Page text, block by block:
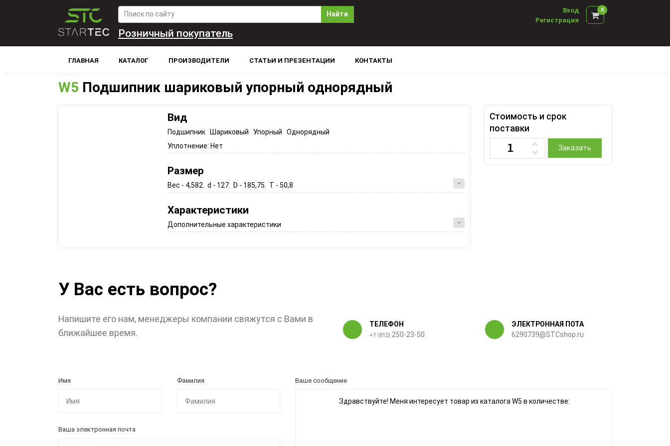
Найти
Вход
Регистрация
0
Розничный покупатель
ГЛАВНАЯ КАТАЛОГ ПРОИЗВОДИТЕЛИ СТАТЬИ И ПРЕЗЕНТАЦИИ КОНТАКТЫ
W5 Подшипник шариковый упорный однорядный
Вид
Подшипник Шариковый Упорный Однорядный
Уплотнение: Нет
Размер
Вес - 4,582. d - 127. D - 185,75. T - 50,8
Характеристики
Дополнительные характеристики
Стоимость и срок
поставки
Заказать
У Вас есть вопрос?
Напишите его нам, менеджеры компании свяжутся с Вами в
ближайшее время.
ТЕЛЕФОН
+7 (812) 250-23-50
ЭЛЕКТРОННАЯ ПОТА
6290739@STCshop.ru
Имя Фамилия
Ваша электронная почта
Ваше сообщение